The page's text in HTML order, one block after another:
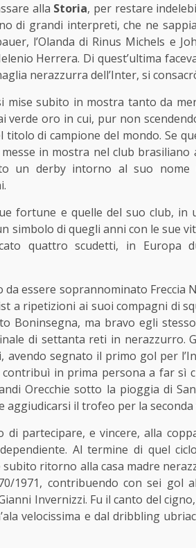
alla Storia, per restare
di grandi interpreti, che ne
l’Olanda di Rinus Michels e
Herrera. Di quest’ultima
nerazzurra dell’Inter, si
mise subito in mostra tanto da
verde oro in cui, pur non
titolo di campione del mondo. Se
in mostra nel club
un derby intorno al suo
fortune e quelle del suo club,
simbolo di quegli anni con le sue
quattro scudetti, in Europa
da essere soprannominato
a ripetizioni ai suoi compagni di
Boninsegna, ma bravo egli
di settanta reti in nerazzurro.
avendo segnato il primo gol per
contribuì in prima persona a far sì
Orecchie sotto la pioggia di
aggiudicarsi il trofeo per la seconda
di partecipare, e vincere, alla
Al termine di quel
subito ritorno alla casa madre
1971, contribuendo con sei gol
Invernizzi. Fu il canto del
velocissima e dal dribbling